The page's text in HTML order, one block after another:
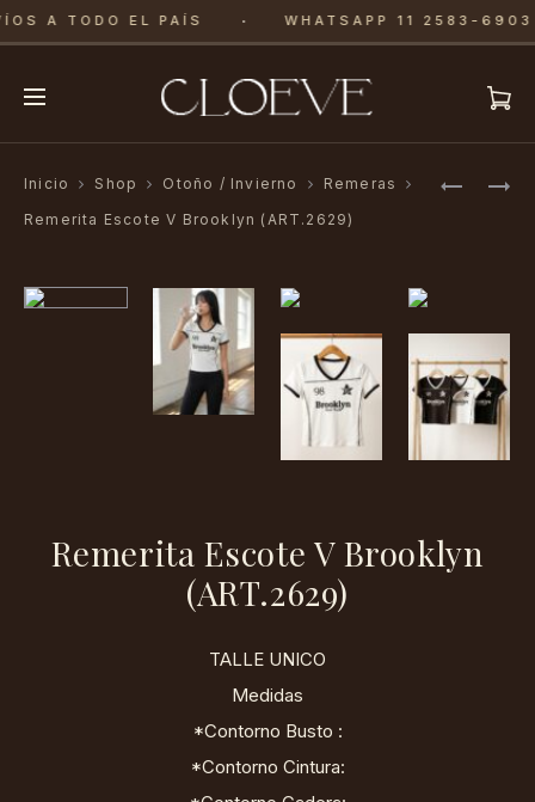
A TODO EL PAÍS WHATSAPP 11 2583-6903
REMERA
JOGGING
Inicio Shop Otoño / Invierno
Remeras
Remerita Escote V Brooklyn (ART.2629)
Remerita Escote V Brooklyn
(ART.2629)
TALLE UNICO
Medidas
*Contorno Busto :
*Contorno Cintura: